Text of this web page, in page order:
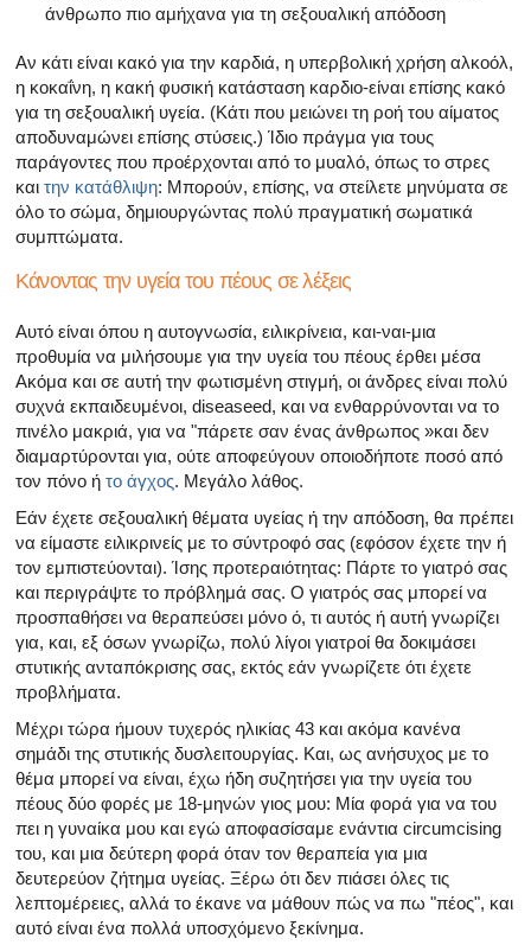
άνθρωπο πιο αμήχανα για τη σεξουαλική απόδοση
Αν κάτι είναι κακό για την καρδιά, η υπερβολική χρήση αλκοόλ,
η κοκαΐνη, η κακή φυσική κατάσταση καρδιο-είναι επίσης κακό
για τη σεξουαλική υγεία. (Κάτι που μειώνει τη ροή του αίματος
αποδυναμώνει επίσης στύσεις.) Ίδιο πράγμα για τους
παράγοντες που προέρχονται από το μυαλό, όπως το στρες
και την κατάθλιψη: Μπορούν, επίσης, να στείλετε μηνύματα σε
όλο το σώμα, δημιουργώντας πολύ πραγματική σωματικά
συμπτώματα.
Κάνοντας την υγεία του πέους σε λέξεις
Αυτό είναι όπου η αυτογνωσία, ειλικρίνεια, και-ναι-μια
προθυμία να μιλήσουμε για την υγεία του πέους έρθει μέσα
Ακόμα και σε αυτή την φωτισμένη στιγμή, οι άνδρες είναι πολύ
συχνά εκπαιδευμένοι, diseaseed, και να ενθαρρύνονται να το
πινέλο μακριά, για να "πάρετε σαν ένας άνθρωπος »και δεν
διαμαρτύρονται για, ούτε αποφεύγουν οποιοδήποτε ποσό από
τον πόνο ή το άγχος. Μεγάλο λάθος.
Εάν έχετε σεξουαλική θέματα υγείας ή την απόδοση, θα πρέπει
να είμαστε ειλικρινείς με το σύντροφό σας (εφόσον έχετε την ή
τον εμπιστεύονται). Ίσης προτεραιότητας: Πάρτε το γιατρό σας
και περιγράψτε το πρόβλημά σας. Ο γιατρός σας μπορεί να
προσπαθήσει να θεραπεύσει μόνο ό, τι αυτός ή αυτή γνωρίζει
για, και, εξ όσων γνωρίζω, πολύ λίγοι γιατροί θα δοκιμάσει
στυτικής ανταπόκρισης σας, εκτός εάν γνωρίζετε ότι έχετε
προβλήματα.
Μέχρι τώρα ήμουν τυχερός ηλικίας 43 και ακόμα κανένα
σημάδι της στυτικής δυσλειτουργίας. Και, ως ανήσυχος με το
θέμα μπορεί να είναι, έχω ήδη συζητήσει για την υγεία του
πέους δύο φορές με 18-μηνών γιος μου: Μία φορά για να του
πει η γυναίκα μου και εγώ αποφασίσαμε ενάντια circumcising
του, και μια δεύτερη φορά όταν τον θεραπεία για μια
δευτερεύον ζήτημα υγείας. Ξέρω ότι δεν πιάσει όλες τις
λεπτομέρειες, αλλά το έκανε να μάθουν πώς να πω "πέος", και
αυτό είναι ένα πολλά υποσχόμενο ξεκίνημα.